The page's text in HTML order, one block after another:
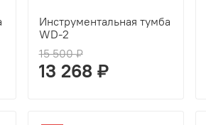
Инструментальная тумба
WD-2
15 500 ₽
13 268 ₽